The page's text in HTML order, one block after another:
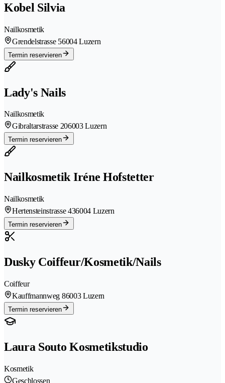
Kobel Silvia
Nailkosmetik
Grendelstrasse 56004 Luzern
Termin reservieren
Lady's Nails
Nailkosmetik
Gibraltarstrasse 206003 Luzern
Termin reservieren
Nailkosmetik Iréne Hofstetter
Nailkosmetik
Hertensteinstrasse 436004 Luzern
Termin reservieren
Dusky Coiffeur/Kosmetik/Nails
Coiffeur
Kauffmannweg 86003 Luzern
Termin reservieren
Laura Souto Kosmetikstudio
Kosmetik
Geschlossen